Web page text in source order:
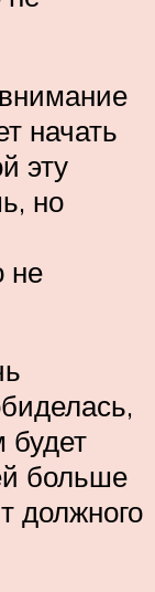
начать
эту
но
не
будет
больше
должного